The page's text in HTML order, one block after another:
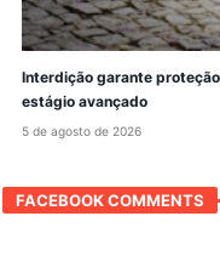
Interdição garante
estágio avançado
5 de agosto de 2026
FACEBOOK COMMENTS